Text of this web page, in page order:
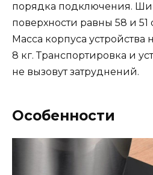
порядка подключения.
поверхности равны 58 и 51
Масса корпуса устройства
8 кг. Транспортировка и
не вызовут затруднений.
Особенности